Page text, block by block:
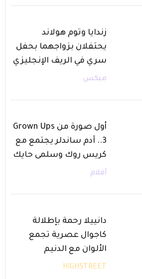
زندايا وتوم هولاند
يحتفلان بزواجهما بحفل
سري في الريف الإنجليزي
ميكس
أول صورة من Grown Ups
3.. آدم ساندلر يجتمع مع
كريس روك وسلمى حايك
أفلام
دانييلا رحمة بإطلالة
كاجوال عصرية تجمع
الألوان مع الدنيم
HIGHSTREET